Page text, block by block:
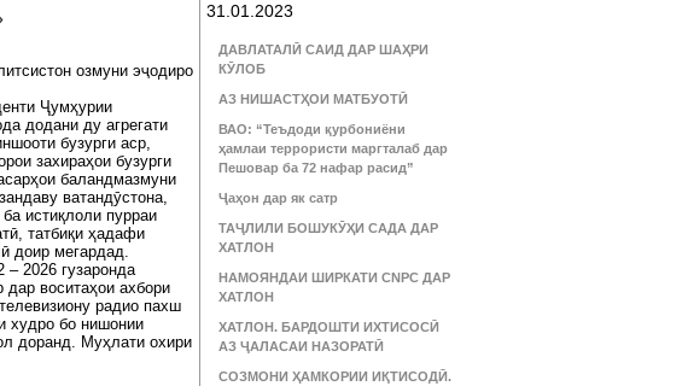
озмуни эҷодиро
Ҷумҳурии
додани ду агрегати
бузурги аср,
захираҳои бузурги
баландмазмуни
ватандӯстона,
истиқлоли пурраи
татбиқи ҳадафи
доир мегардад.
– 2026 гузаронда
воситаҳои ахбори
радио пахш
худро бо нишонии
доранд. Муҳлати охири
31.01.2023
ДАВЛАТАЛӢ САИД ДАР ШАҲРИ
КӮЛОБ
АЗ НИШАСТҲОИ МАТБУОТӢ
ВАО: “Теъдоди қурбониёни
ҳамлаи террористи маргталаб дар
Пешовар ба 72 нафар расид”
Ҷаҳон дар як сатр
ТАҶЛИЛИ БОШУКӮҲИ САДА ДАР
ХАТЛОН
НАМОЯНДАИ ШИРКАТИ CNPC ДАР
ХАТЛОН
ХАТЛОН. БАРДОШТИ ИХТИСОСӢ
АЗ ҶАЛАСАИ НАЗОРАТӢ
СОЗМОНИ ҲАМКОРИИ ИҚТИСОДӢ.